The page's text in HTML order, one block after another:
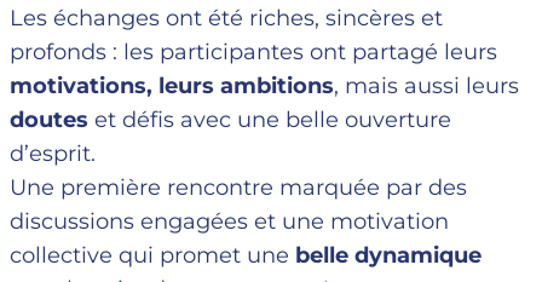
Les échanges ont été riches, sincères et
profonds : les participantes ont partagé leurs
motivations, leurs ambitions, mais aussi leurs
doutes et défis avec une belle ouverture
d’esprit.
Une première rencontre marquée par des
discussions engagées et une motivation
collective qui promet une belle dynamique